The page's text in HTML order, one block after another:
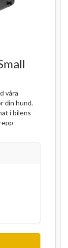
våra
din hund.
i bilens